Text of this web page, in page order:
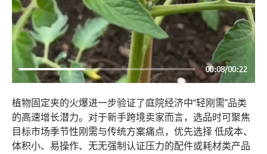
植物固定夹的火爆进一步验证了庭院经济中“轻刚需”品类
的高速增长潜力。对于新手跨境卖家而言，选品时可聚焦
目标市场季节性刚需与传统方案痛点，优先选择 低成本、
体积小、易操作、无无强制认证压力的配件或耗材类产品